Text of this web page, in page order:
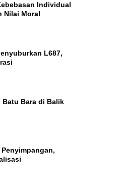
Individual
Nilai Moral
L687,
Bara di Balik